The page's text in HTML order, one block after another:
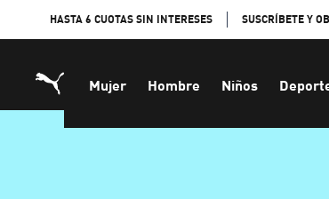
HASTA 6 CUOTAS SIN INTERESES SUSCRÍBETE Y
Mujer Hombre Niños